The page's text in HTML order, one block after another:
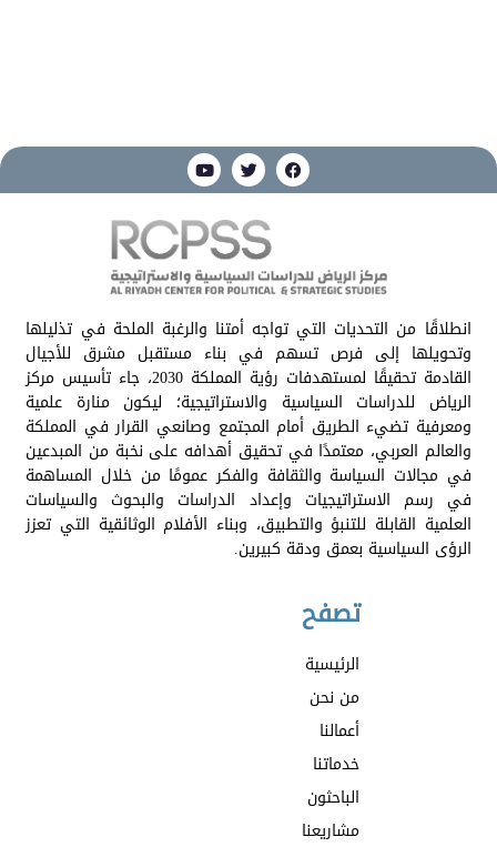
انطلاقًا من التحديات التي تواجه أمتنا والرغبة الملحة في تذليلها
وتحويلها إلى فرص تسهم في بناء مستقبل مشرق للأجيال
القادمة تحقيقًا لمستهدفات رؤية المملكة 2030، جاء تأسيس مركز
الرياض للدراسات السياسية والاستراتيجية؛ ليكون منارة علمية
ومعرفية تضيء الطريق أمام المجتمع وصانعي القرار في المملكة
والعالم العربي، معتمدًا في تحقيق أهدافه على نخبة من المبدعين
في مجالات السياسة والثقافة والفكر عمومًا من خلال المساهمة
في رسم الاستراتيجيات وإعداد الدراسات والبحوث والسياسات
العلمية القابلة للتنبؤ والتطبيق، وبناء الأفلام الوثائقية التي تعزز
الرؤى السياسية بعمق ودقة كبيرين.
تصفح
الرئيسية
من نحن
أعمالنا
خدماتنا
الباحثون
مشاريعنا